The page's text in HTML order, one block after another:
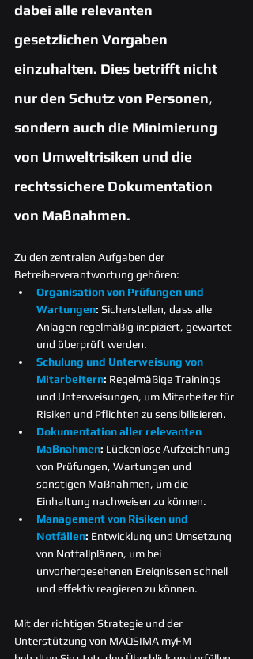
dabei alle relevanten
gesetzlichen Vorgaben
einzuhalten. Dies betrifft nicht
nur den Schutz von Personen,
sondern auch die Minimierung
von Umweltrisiken und die
rechtssichere Dokumentation
von Maßnahmen.
Zu den zentralen Aufgaben der
Betreiberverantwortung gehören:
Organisation von Prüfungen und
Wartungen: Sicherstellen, dass alle
Anlagen regelmäßig inspiziert, gewartet
und überprüft werden.
Schulung und Unterweisung von
Mitarbeitern: Regelmäßige Trainings
und Unterweisungen, um Mitarbeiter für
Risiken und Pflichten zu sensibilisieren.
Dokumentation aller relevanten
Maßnahmen: Lückenlose Aufzeichnung
von Prüfungen, Wartungen und
sonstigen Maßnahmen, um die
Einhaltung nachweisen zu können.
Management von Risiken und
Notfällen: Entwicklung und Umsetzung
von Notfallplänen, um bei
unvorhergesehenen Ereignissen schnell
und effektiv reagieren zu können.
Mit der richtigen Strategie und der
Unterstützung von MAQSIMA myFM